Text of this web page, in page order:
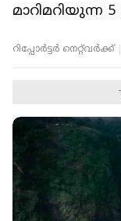
റിപ്പോർട്ടർ നെറ്റ്‌വര്‍ക്ക്‌